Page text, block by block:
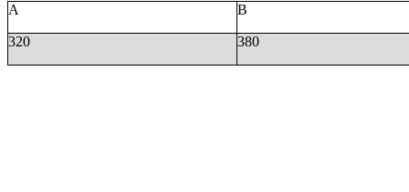
A B
320 380